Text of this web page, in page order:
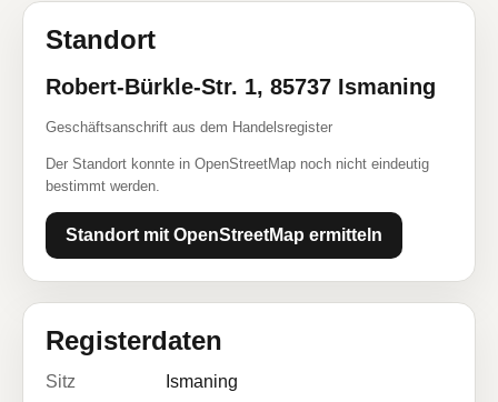
Standort
Robert-Bürkle-Str. 1, 85737 Ismaning
Geschäftsanschrift aus dem Handelsregister
Der Standort konnte in OpenStreetMap noch nicht eindeutig
bestimmt werden.
Standort mit OpenStreetMap ermitteln
Registerdaten
Sitz
Ismaning